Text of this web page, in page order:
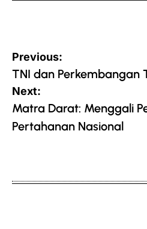
Post
navigation
Previous:
TNI dan Perkembangan
Next:
Matra Darat: Menggali
Pertahanan Nasional